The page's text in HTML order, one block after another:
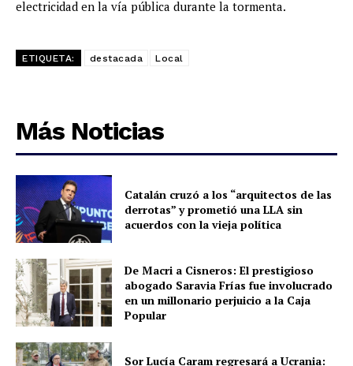
electricidad en la vía pública durante la tormenta.
ETIQUETA: destacada Local
Más Noticias
Catalán cruzó a los “arquitectos de las
derrotas” y prometió una LLA sin
acuerdos con la vieja política
De Macri a Cisneros: El prestigioso
abogado Saravia Frías fue involucrado
en un millonario perjuicio a la Caja
Popular
Sor Lucía Caram regresará a Ucrania: